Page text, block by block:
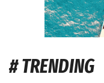
# TRENDING